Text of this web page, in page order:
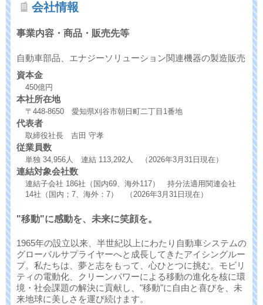
会社情報
事業内容・商品・販売先等
自動車部品、エナジーソリューション関連機器の製造販売
資本金
450億円
本社所在地
〒448-8650 愛知県刈谷市朝日町二丁目1番地
代表者
取締役社長 吉田 守孝
従業員数
単独 34,956人 連結 113,292人 （2026年3月31日現在）
連結対象会社数
連結子会社 186社（国内69、海外117） 持分法適用関連会社
14社（国内；7、海外：7） （2026年3月31日現在）
"移動"に感動を、未来に笑顔を。
1965年の設立以来、半世紀以上にわたり自動車システムの
グローバルサプライヤーへと成長してきたアイシングルー
プ。私たちは、夢と志をもって、心ひとつに挑む。モビリ
ティの電動化、クリーンパワーによる移動の進化を核に環
境・社会課題の解決に貢献し、"移動"に自由と喜びを、未
来地球に美しさを運び続けます。